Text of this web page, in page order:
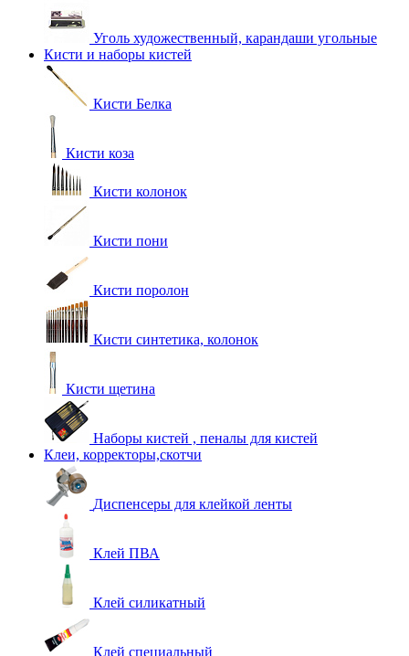
Уголь художественный, карандаши угольные
Кисти и наборы кистей
Кисти Белка
Кисти коза
Кисти колонок
Кисти пони
Кисти поролон
Кисти синтетика, колонок
Кисти щетина
Наборы кистей , пеналы для кистей
Клеи, корректоры,скотчи
Диспенсеры для клейкой ленты
Клей ПВА
Клей силикатный
Клей специальный